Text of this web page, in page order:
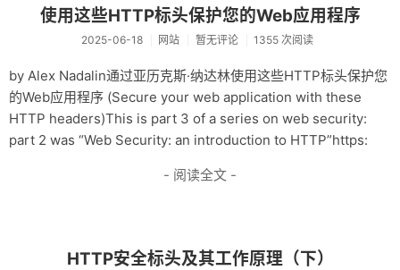
使用这些HTTP标头保护您的Web应用程序
2025-06-18 网站 暂无评论 1355 次阅读
by Alex Nadalin通过亚历克斯·纳达林使用这些HTTP标头保护您
的Web应用程序 (Secure your web application with these
HTTP headers)This is part 3 of a series on web security:
part 2 was “Web Security: an introduction to HTTP”https:
- 阅读全文 -
HTTP安全标头及其工作原理（下）